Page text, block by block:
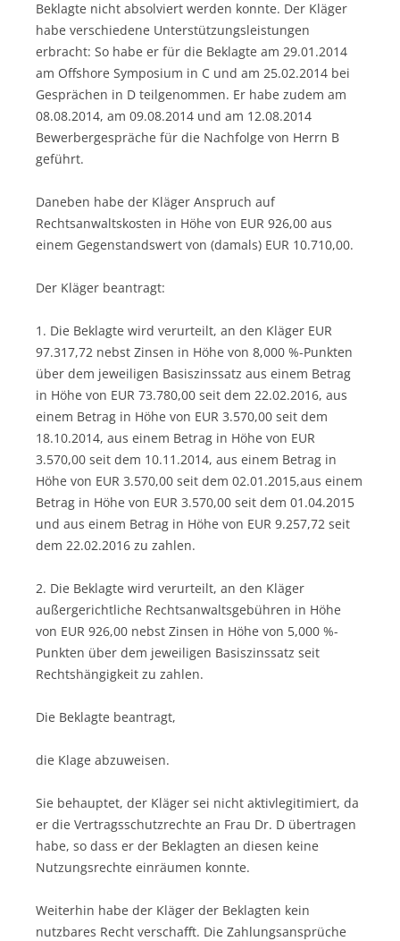
Beklagte nicht absolviert werden konnte. Der Kläger
habe verschiedene Unterstützungsleistungen
erbracht: So habe er für die Beklagte am 29.01.2014
am Offshore Symposium in C und am 25.02.2014 bei
Gesprächen in D teilgenommen. Er habe zudem am
08.08.2014, am 09.08.2014 und am 12.08.2014
Bewerbergespräche für die Nachfolge von Herrn B
geführt.
Daneben habe der Kläger Anspruch auf
Rechtsanwaltskosten in Höhe von EUR 926,00 aus
einem Gegenstandswert von (damals) EUR 10.710,00.
Der Kläger beantragt:
1. Die Beklagte wird verurteilt, an den Kläger EUR
97.317,72 nebst Zinsen in Höhe von 8,000 %-Punkten
über dem jeweiligen Basiszinssatz aus einem Betrag
in Höhe von EUR 73.780,00 seit dem 22.02.2016, aus
einem Betrag in Höhe von EUR 3.570,00 seit dem
18.10.2014, aus einem Betrag in Höhe von EUR
3.570,00 seit dem 10.11.2014, aus einem Betrag in
Höhe von EUR 3.570,00 seit dem 02.01.2015,aus einem
Betrag in Höhe von EUR 3.570,00 seit dem 01.04.2015
und aus einem Betrag in Höhe von EUR 9.257,72 seit
dem 22.02.2016 zu zahlen.
2. Die Beklagte wird verurteilt, an den Kläger
außergerichtliche Rechtsanwaltsgebühren in Höhe
von EUR 926,00 nebst Zinsen in Höhe von 5,000 %-
Punkten über dem jeweiligen Basiszinssatz seit
Rechtshängigkeit zu zahlen.
Die Beklagte beantragt,
die Klage abzuweisen.
Sie behauptet, der Kläger sei nicht aktivlegitimiert, da
er die Vertragsschutzrechte an Frau Dr. D übertragen
habe, so dass er der Beklagten an diesen keine
Nutzungsrechte einräumen konnte.
Weiterhin habe der Kläger der Beklagten kein
nutzbares Recht verschafft. Die Zahlungsansprüche